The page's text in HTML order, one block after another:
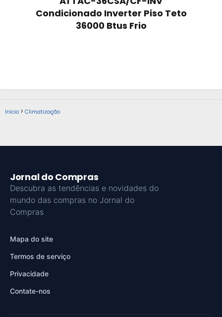
Condicionado Inverter Piso Teto
36000 Btus Frio
Inicio Climatização
Jornal do Compras
Descubra as tendências e novidades do
mundo das compras no Jornal do
Compras
Mapa do site
Termos de serviço
Privacidade
Contate-nos